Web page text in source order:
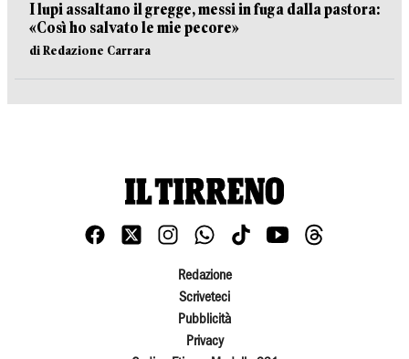
I lupi assaltano il gregge, messi in fuga dalla pastora:
«Così ho salvato le mie pecore»
di Redazione Carrara
Redazione
Scriveteci
Pubblicità
Privacy